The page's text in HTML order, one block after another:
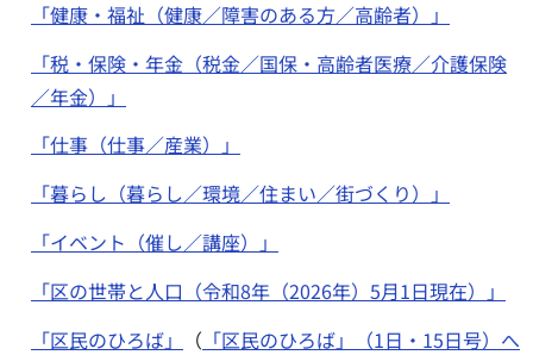
「健康・福祉（健康／障害のある方／高齢者）」
「税・保険・年金（税金／国保・高齢者医療／介護保険
／年金）」
「仕事（仕事／産業）」
「暮らし（暮らし／環境／住まい／街づくり）」
「イベント（催し／講座）」
「区の世帯と人口（令和8年（2026年）5月1日現在）」
「区民のひろば」
（ 「区民のひろば」（1日・15日号）へ